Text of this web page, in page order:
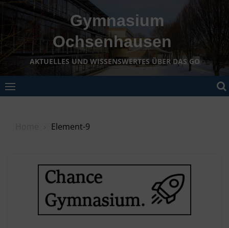
content
Gymnasium
Ochsenhausen
AKTUELLES UND WISSENSWERTES ÜBER DAS GO
Element-9